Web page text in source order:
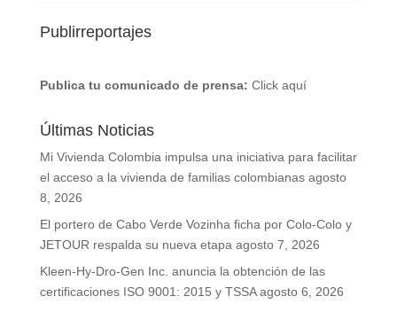
Publirreportajes
Publica tu comunicado de prensa: Click aquí
Últimas Noticias
Mi Vivienda Colombia impulsa una iniciativa para facilitar
el acceso a la vivienda de familias colombianas agosto
8, 2026
El portero de Cabo Verde Vozinha ficha por Colo-Colo y
JETOUR respalda su nueva etapa agosto 7, 2026
Kleen-Hy-Dro-Gen Inc. anuncia la obtención de las
certificaciones ISO 9001: 2015 y TSSA agosto 6, 2026